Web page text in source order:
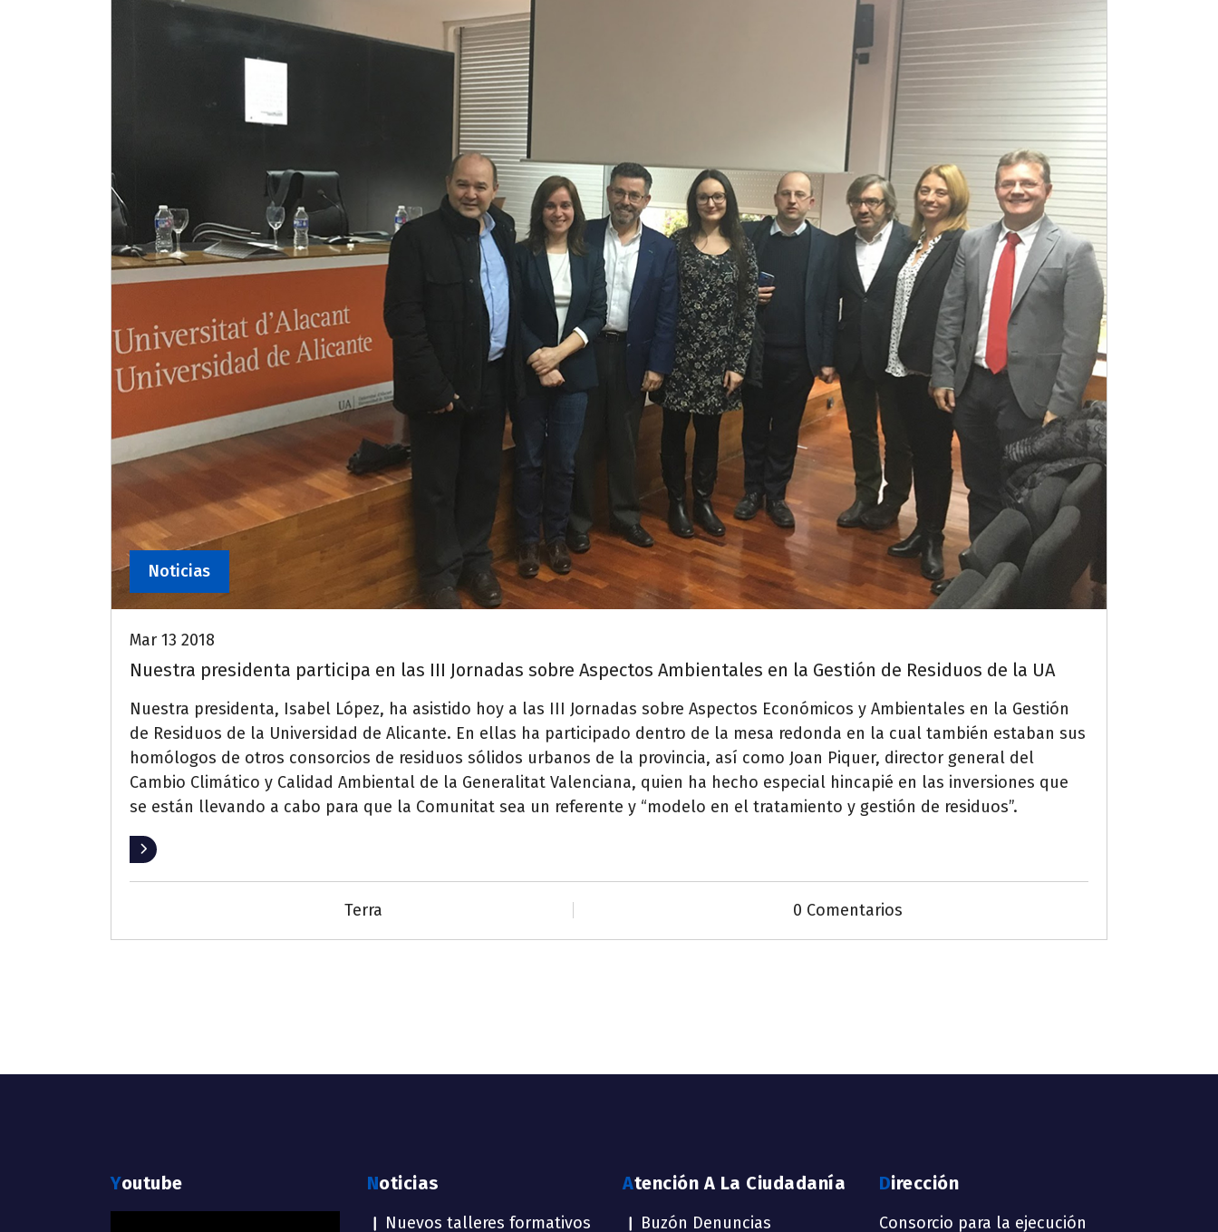
Noticias
Mar 13 2018
Nuestra presidenta participa en las III Jornadas sobre Aspectos Ambientales en la Gestión de Residuos de la UA
Nuestra presidenta, Isabel López, ha asistido hoy a las III Jornadas sobre Aspectos Económicos y Ambientales en la Gestión
de Residuos de la Universidad de Alicante. En ellas ha participado dentro de la mesa redonda en la cual también estaban sus
homólogos de otros consorcios de residuos sólidos urbanos de la provincia, así como Joan Piquer, director general del
Cambio Climático y Calidad Ambiental de la Generalitat Valenciana, quien ha hecho especial hincapié en las inversiones que
se están llevando a cabo para que la Comunitat sea un referente y “modelo en el tratamiento y gestión de residuos”.
Leer más
Terra 0 Comentarios
Youtube Noticias
Nuevos talleres formativos
Atención A La Ciudadanía
Buzón Denuncias
Dirección
Consorcio para la ejecución